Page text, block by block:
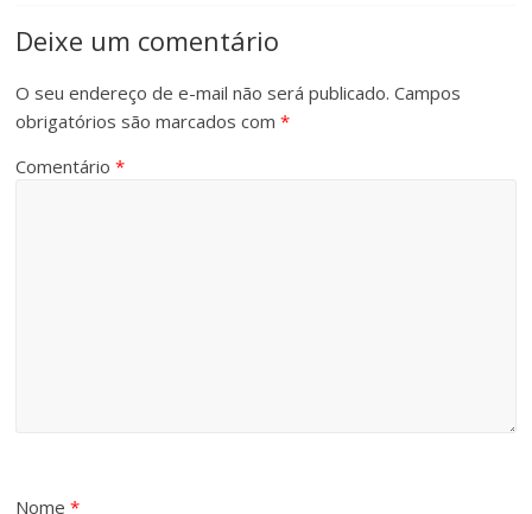
Deixe um comentário
O seu endereço de e-mail não será publicado. Campos
obrigatórios são marcados com*
Comentário*
Nome*